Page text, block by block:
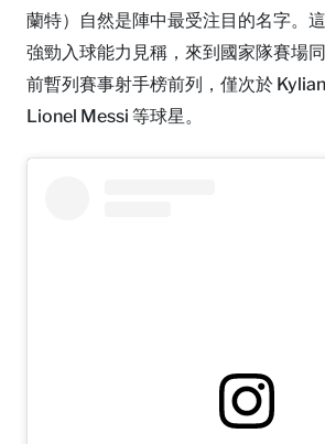
蘭特）自然是陣中最受注目的名字。
強勁入球能力見稱，來到國家隊賽場
前暫列賽事射手榜前列，僅次於
Lionel Messi 等球星。